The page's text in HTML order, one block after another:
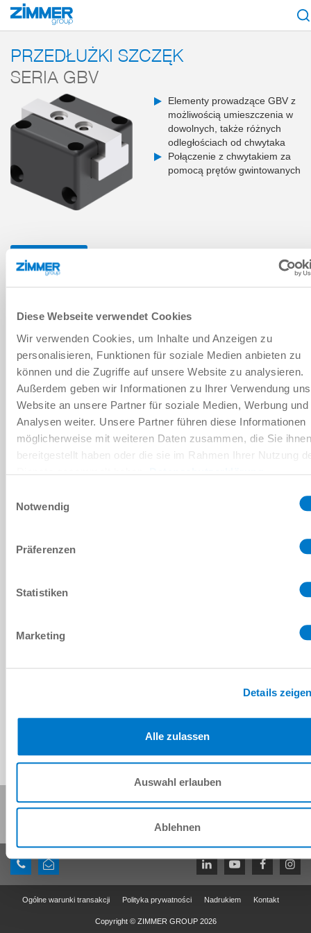
Diese Webseite verwendet Cookies
Wir verwenden Cookies, um Inhalte und Anzeigen zu
personalisieren, Funktionen für soziale Medien anbieten zu
können und die Zugriffe auf unsere Website zu analysieren.
Außerdem geben wir Informationen zu Ihrer Verwendung
Website an unsere Partner für soziale Medien, Werbung und
Analysen weiter. Unsere Partner führen diese Informationen
möglicherweise mit weiteren Daten zusammen, die Sie ihnen
bereitgestellt haben oder die sie im Rahmen Ihrer Nutzung
Notwendig
Präferenzen
Statistiken
Marketing
Details
Alle zulassen
Auswahl erlauben
Ablehnen
Start Produkty Wyposażenie
PRZEDŁUŻKI SZCZĘK
SERIA GBV
Elementy prowadzące GBV z
możliwością umieszczenia w
dowolnych, także różnych
odległościach od chwytaka
Połączenie z chwytakiem za
pomocą prętów gwintowanych
GBV36
32 [N]
0.13 [kg]
GBV50
GBV72
Udostępnij tę stronę:
Ogólne warunki transakcji Polityka prywatności Nadrukiem Kontakt
Copyright © ZIMMER GROUP 2026